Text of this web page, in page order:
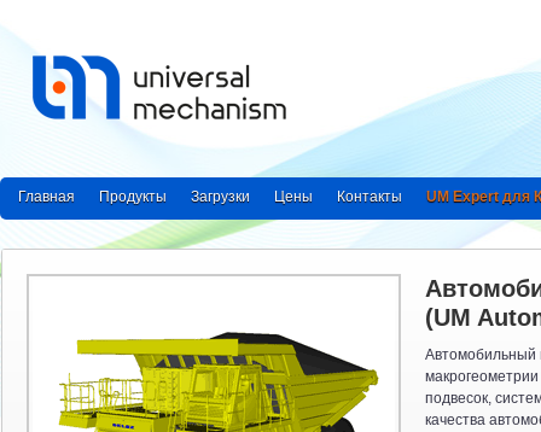
Главная Продукты Загрузки Цены Контакты UM Expert для
(UM
Автомобильный
подвесок,
качества